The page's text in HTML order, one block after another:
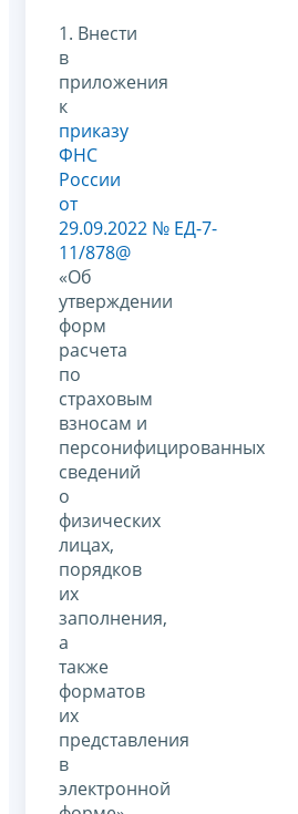
1. Внести
в
приложения
к
приказу
ФНС
России
от
29.09.2022 № ЕД-7-
11/878@
«Об
утверждении
форм
расчета
по
страховым
взносам и
персонифицированных
сведений
о
физических
лицах,
порядков
их
заполнения,
а
также
форматов
их
представления
в
электронной